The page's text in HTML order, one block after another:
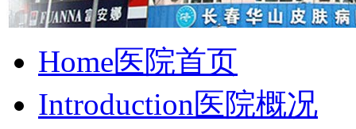
Home医院首页
Introduction医院概况